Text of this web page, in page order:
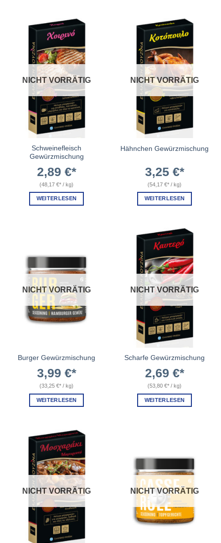
NICHT VORRÄTIG
Schweinefleisch
Gewürzmischung
2,89 €
(48,17 € / kg)
WEITERLESEN
NICHT VORRÄTIG
Hähnchen Gewürzmischung
3,25 €
(54,17 € / kg)
WEITERLESEN
NICHT VORRÄTIG
Burger Gewürzmischung
3,99 €
(33,25 € / kg)
WEITERLESEN
NICHT VORRÄTIG
Scharfe Gewürzmischung
2,69 €
(53,80 € / kg)
WEITERLESEN
NICHT VORRÄTIG NICHT VORRÄTIG